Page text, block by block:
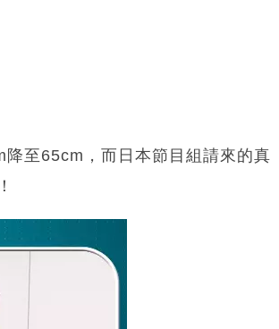
降至65cm，而日本節目組請來的真